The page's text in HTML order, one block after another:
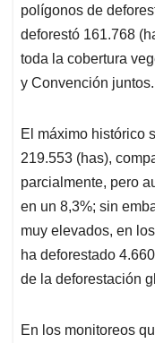
polígonos de
deforestó 161.768
toda la cobertura
y Convención juntos.
El máximo histórico
219.553 (has),
parcialmente, pero
en un 8,3%; sin
muy elevados, en
ha deforestado
de la deforestación
En los monitoreos